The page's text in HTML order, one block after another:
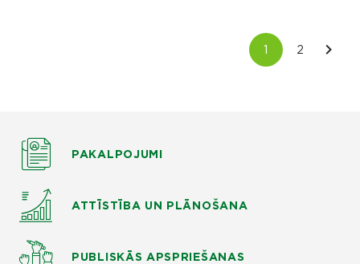
PAKALPOJUMI
ATTĪSTĪBA UN PLĀNOŠANA
PUBLISKĀS APSPRIEŠANAS